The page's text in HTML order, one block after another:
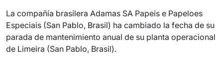
La compañía brasilera Adamas SA Papeis e Papeloes
Especiais (San Pablo, Brasil) ha cambiado la fecha de su
parada de mantenimiento anual de su planta operacional
de Limeira (San Pablo, Brasil).